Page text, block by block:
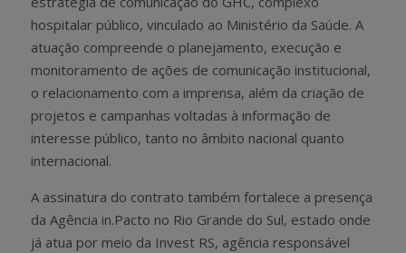
hospitalar público, vinculado ao Ministério da Saúde. A
atuação compreende o planejamento, execução e
monitoramento de ações de comunicação institucional,
o relacionamento com a imprensa, além da criação de
projetos e campanhas voltadas à informação de
interesse público, tanto no âmbito nacional quanto
internacional.
A assinatura do contrato também fortalece a presença
da Agência in.Pacto no Rio Grande do Sul, estado onde
já atua por meio da Invest RS, agência responsável